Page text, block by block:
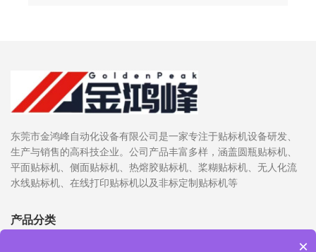
东莞市金鸿峰自动化设备有限公司是一家专注于贴标机设备研发、
生产与销售的高科技企业。公司产品丰富多样，涵盖圆瓶贴标机、
平面贴标机、侧面贴标机、热熔胶贴标机、桨糊贴标机、无人化流
水线贴标机、在线打印贴标机以及非标定制贴标机等
产品分类
×